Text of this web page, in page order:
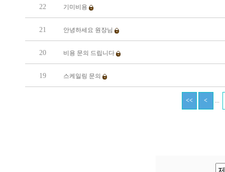
22 기미비용
21 안녕하세요 원장님
20 비용 문의 드립니다
19 스케일링 문의
...